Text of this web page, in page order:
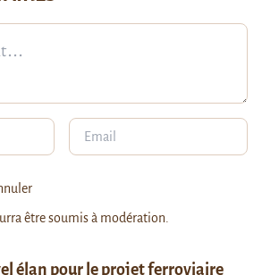
élan pour le projet ferroviaire
être soumis à modération.